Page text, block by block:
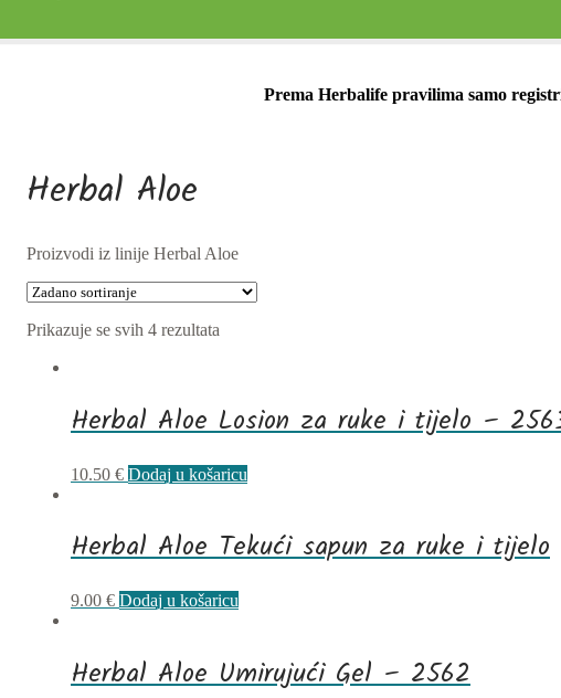
Prema Herbalife pravilima samo
Herbal Aloe
Proizvodi iz linije Herbal Aloe
Prikazuje se svih 4 rezultata
Herbal Aloe Losion za ruke i tijelo –
10.50 € Dodaj u košaricu
Herbal Aloe Tekući sapun za ruke i tijelo
9.00 € Dodaj u košaricu
Herbal Aloe Umirujući Gel – 2562